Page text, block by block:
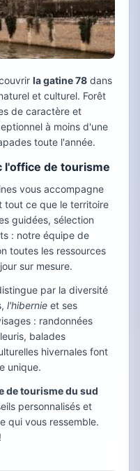
la gatine 78 dans
et culturel. Forêt
de caractère et
à moins d'une
toute l'année.
l'office de tourisme
vous accompagne
tout ce que le territoire
guidées, sélection
: notre équipe de
toutes les ressources
sur mesure.
par la diversité
l'hibernie et ses
: randonnées
balades
hivernales font
unique.
de tourisme du sud
personnalisés et
qui vous ressemble.